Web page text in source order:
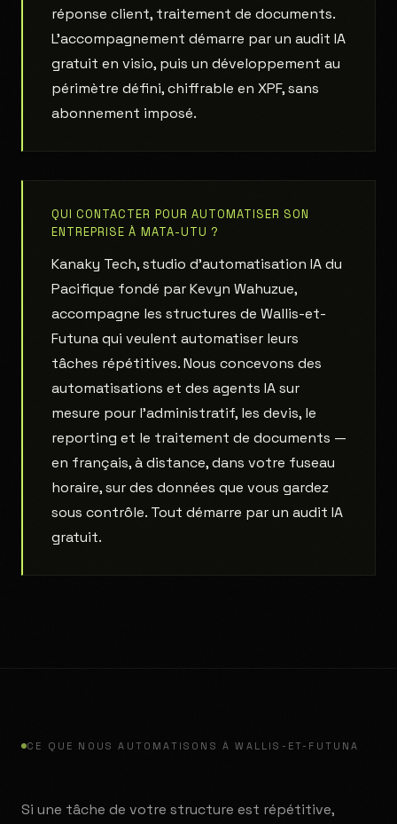
réponse client, traitement de documents.
L'accompagnement démarre par un audit IA
gratuit en visio, puis un développement au
périmètre défini, chiffrable en XPF, sans
abonnement imposé.
QUI CONTACTER POUR AUTOMATISER SON
ENTREPRISE À MATA-UTU ?
Kanaky Tech, studio d'automatisation IA du
Pacifique fondé par Kevyn Wahuzue,
accompagne les structures de Wallis-et-
Futuna qui veulent automatiser leurs
tâches répétitives. Nous concevons des
automatisations et des agents IA sur
mesure pour l'administratif, les devis, le
reporting et le traitement de documents —
en français, à distance, dans votre fuseau
horaire, sur des données que vous gardez
sous contrôle. Tout démarre par un audit IA
gratuit.
CE QUE NOUS AUTOMATISONS À WALLIS-ET-FUTUNA
Si une tâche de votre structure est répétitive,